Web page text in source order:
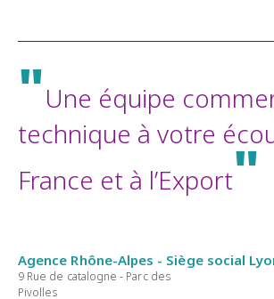
"Une équipe
technique à votre
France et à l’Export"
Agence Rhône-Alpes - Siège social
9 Rue de catalogne - Parc des
Pivolles